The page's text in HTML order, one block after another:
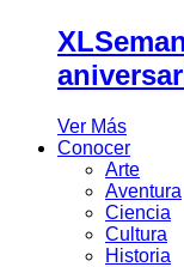
Ver Más
Conocer
Arte
Aventura
Ciencia
Cultura
Historia